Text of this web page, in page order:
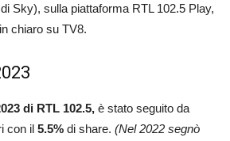
Sky), sulla piattaforma RTL 102.5 Play,
chiaro su TV8.
di RTL 102.5, è stato seguito da
con il 5.5% di share. (Nel 2022 segnò